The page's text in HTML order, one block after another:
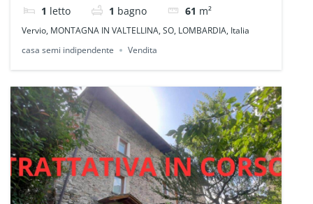
1 letto 1 bagno 61 m²
Vervio, MONTAGNA IN VALTELLINA, SO, LOMBARDIA, Italia
casa semi indipendente
Vendita